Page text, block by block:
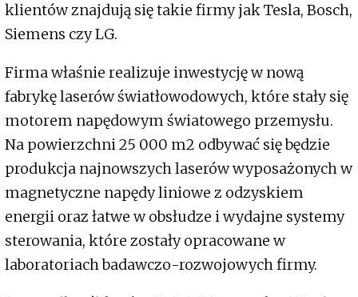
klientów znajdują się takie firmy jak Tesla, Bosch,
Siemens czy LG.
Firma właśnie realizuje inwestycję w nową
fabrykę laserów światłowodowych, które stały się
motorem napędowym światowego przemysłu.
Na powierzchni 25 000 m2 odbywać się będzie
produkcja najnowszych laserów wyposażonych w
magnetyczne napędy liniowe z odzyskiem
energii oraz łatwe w obsłudze i wydajne systemy
sterowania, które zostały opracowane w
laboratoriach badawczo-rozwojowych firmy.